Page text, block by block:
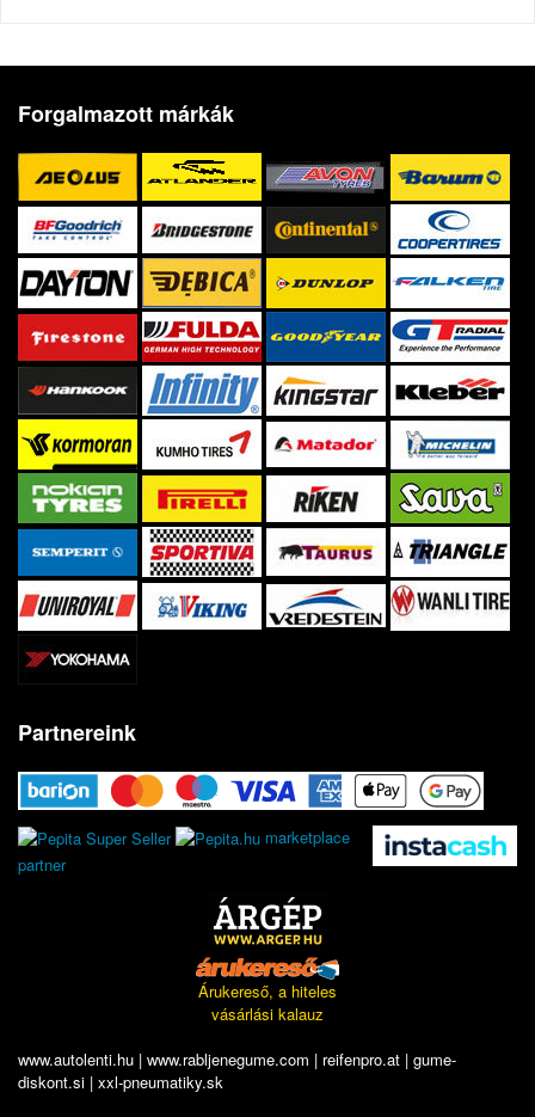
Forgalmazott márkák
Partnereink
marketplace
partner
Árukereső, a hiteles
vásárlási kalauz
www.autolenti.hu | www.rabljenegume.com | reifenpro.at | gume-
diskont.si | xxl-pneumatiky.sk